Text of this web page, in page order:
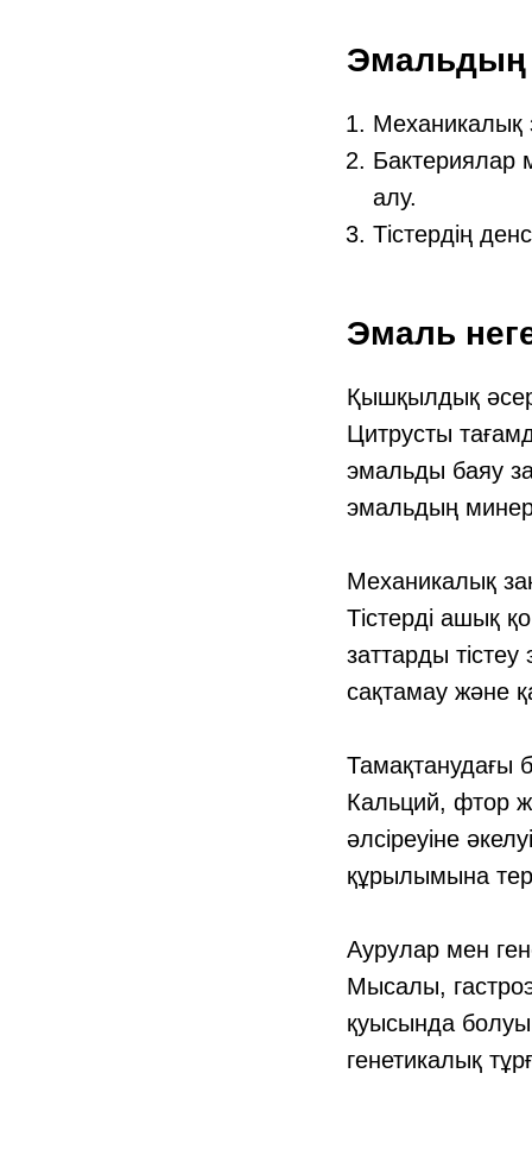
Эмальдың
Механикалық
Бактериялар
алу.
Тістердің
Эмаль
Қышқылдық
Цитрусты
эмальды баяу
эмальдың
Механикалық
Тістерді ашық
заттарды
сақтамау және
Тамақтанудағы
Кальций, фтор
әлсіреуіне
құрылымына
Аурулар мен
Мысалы,
қуысында
генетикалық